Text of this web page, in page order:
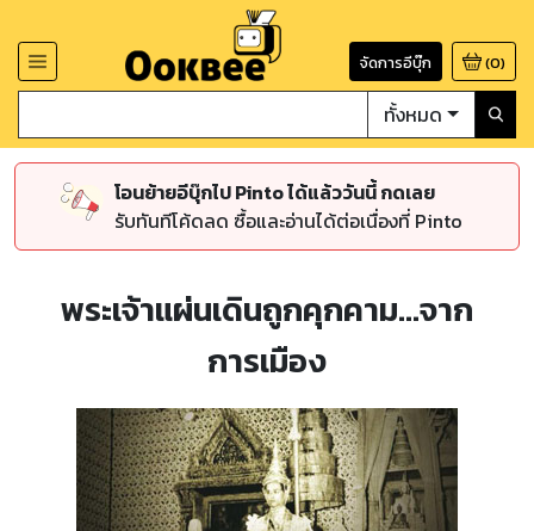
จัดการอีบุ๊ก (0)
ทั้งหมด
โอนย้ายอีบุ๊กไป Pinto ได้แล้ววันนี้ กดเลย
รับทันทีโค้ดลด ซื้อและอ่านได้ต่อเนื่องที่ Pinto
พระเจ้าแผ่นเดินถูกคุกคาม...จาก
การเมือง